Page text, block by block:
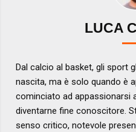
LUCA
Dal calcio al basket, gli sport
nascita, ma è solo quando è
cominciato ad appassionarsi
diventarne fine conoscitore.
senso critico, notevole